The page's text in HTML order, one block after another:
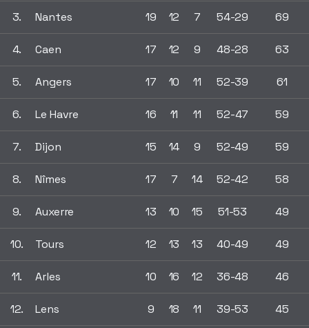
3. Nantes 19 12 7 54-29 69
4. Caen 17 12 9 48-28 63
5. Angers 17 10 11 52-39 61
6. Le Havre 16 11 11 52-47 59
7. Dijon 15 14 9 52-49 59
8. Nîmes 17 7 14 52-42 58
9. Auxerre 13 10 15 51-53 49
10. Tours 12 13 13 40-49 49
11. Arles 10 16 12 36-48 46
12. Lens 9 18 11 39-53 45